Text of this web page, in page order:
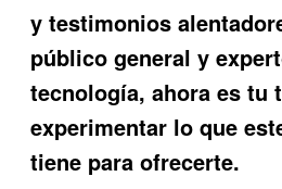
y testimonios
público general y
tecnología, ahora es tu
experimentar lo que
tiene para ofrecerte.